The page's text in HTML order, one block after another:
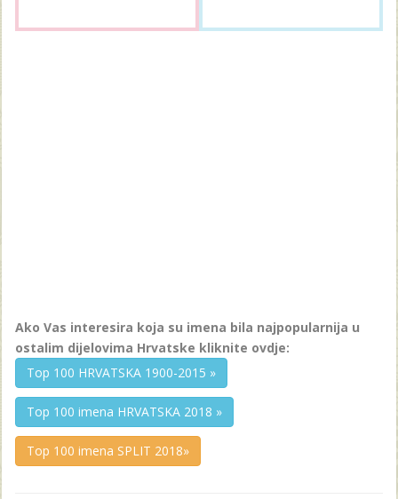
Ako Vas interesira koja su imena bila najpopularnija u
ostalim dijelovima Hrvatske kliknite ovdje:
Top 100 HRVATSKA 1900-2015 »
Top 100 imena HRVATSKA 2018 »
Top 100 imena SPLIT 2018»